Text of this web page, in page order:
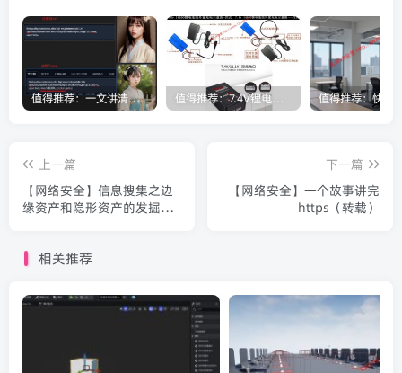
值得推荐：一文讲清楚Stable Diffusion中Lora与大模型的区别（转载） 值得推荐：7.4V锂电池为什么要用8.4V充电器充电？
上一篇
【网络安全】信息搜集之边
缘资产和隐形资产的发掘
下一篇
【网络安全】一个故事讲完
https（转载）
相关推荐